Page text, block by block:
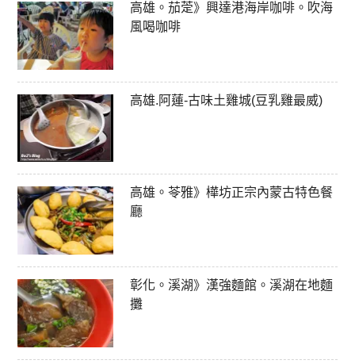
高雄。茄萣》興達港海岸咖啡。吹海
風喝咖啡
高雄.阿蓮-古味土雞城(豆乳雞最威)
高雄。苓雅》樺坊正宗內蒙古特色餐
廳
彰化。溪湖》漢強麵館。溪湖在地麵
攤